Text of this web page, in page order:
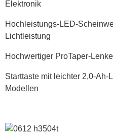
Elektronik
Hochleistungs-LED-
Lichtleistung
Hochwertiger ProTaper-
Starttaste mit leichter 2,0-Ah-
Modellen